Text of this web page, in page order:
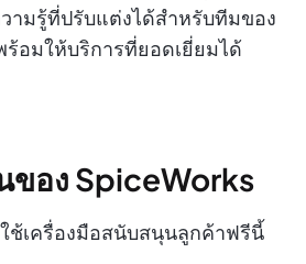
ามรู้ที่ปรับแต่งได้สำหรับทีมของ
อมให้บริการที่ยอดเยี่ยมได้
อง SpiceWorks
ช้เครื่องมือสนับสนุนลูกค้าฟรีนี้